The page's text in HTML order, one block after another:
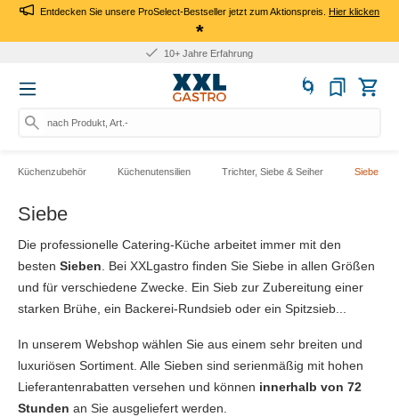
Entdecken Sie unsere ProSelect-Bestseller jetzt zum Aktionspreis.Hier klicken
*
10+ Jahre Erfahrung
nach Produkt, Art.-Nr., Mar
Küchenzubehör Küchenutensilien Trichter, Siebe & Seiher Siebe
Siebe
Die professionelle Catering-Küche arbeitet immer mit den
besten Sieben . Bei XXLgastro finden Sie Siebe in allen Größen
und für verschiedene Zwecke. Ein Sieb zur Zubereitung einer
starken Brühe, ein Backerei-Rundsieb oder ein Spitzsieb...
In unserem Webshop wählen Sie aus einem sehr breiten und
luxuriösen Sortiment. Alle Sieben sind serienmäßig mit hohen
Lieferantenrabatten versehen und können innerhalb von 72
Stunden an Sie ausgeliefert werden.